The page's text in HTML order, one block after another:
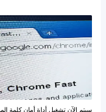
سيتم الآن تشغيل أداة أمان كلمة